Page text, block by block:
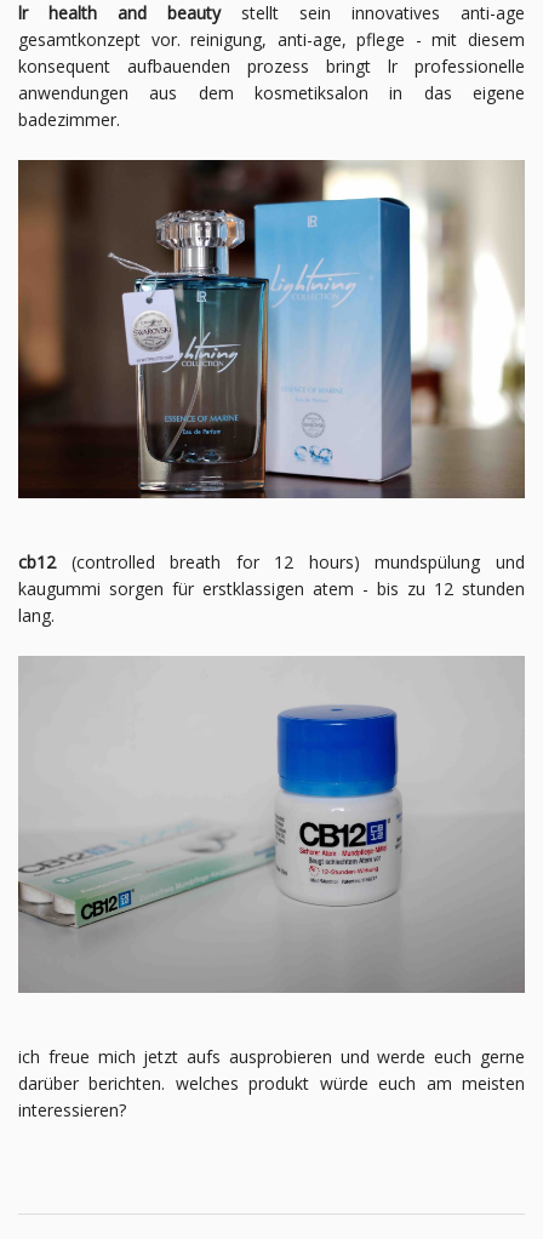
lr health and beautystellt sein innovatives anti-age
gesamtkonzept vor. reinigung, anti-age, pflege - mit diesem
konsequent aufbauenden prozess bringt lr professionelle
anwendungen aus dem kosmetiksalon in das eigene
badezimmer.
cb12(controlled breath for 12 hours) mundspülung und
kaugummi sorgen für erstklassigen atem - bis zu 12 stunden
lang.
ich freue mich jetzt aufs ausprobieren und werde euch gerne
darüber berichten. welches produkt würde euch am meisten
interessieren?